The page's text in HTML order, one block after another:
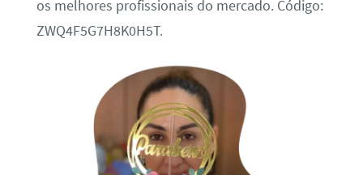
os melhores profissionais do mercado. Código:
ZWQ4F5G7H8K0H5T.